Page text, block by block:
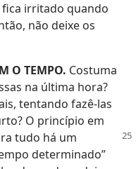
fica irritado quando
não deixe os
O TEMPO. Costuma
na última hora?
tentando fazê-las
O princípio em
tudo há um
determinado”